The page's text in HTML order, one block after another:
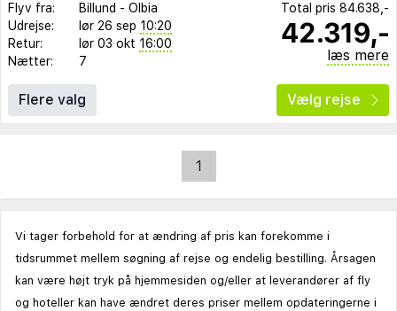
Flyv fra: Billund - Olbia
Udrejse:
lør 26 sep 10:20
Retur:
lør 03 okt 16:00
Nætter:
7
Total pris 84.638,-
42.319,-
læs mere
Flere valg Vælg rejse
1
Vi tager forbehold for at ændring af pris kan forekomme i
tidsrummet mellem søgning af rejse og endelig bestilling. Årsagen
kan være højt tryk på hjemmesiden og/eller at leverandører af fly
og hoteller kan have ændret deres priser mellem opdateringerne i